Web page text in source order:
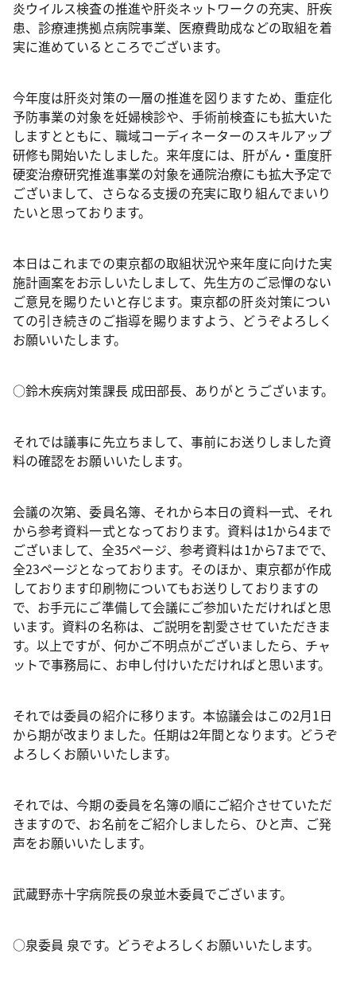
炎ウイルス検査の推進や肝炎ネットワークの充実、肝疾
患、診療連携拠点病院事業、医療費助成などの取組を着
実に進めているところでございます。
今年度は肝炎対策の一層の推進を図りますため、重症化
予防事業の対象を妊婦検診や、手術前検査にも拡大いた
しますとともに、職域コーディネーターのスキルアップ
研修も開始いたしました。来年度には、肝がん・重度肝
硬変治療研究推進事業の対象を通院治療にも拡大予定で
ございまして、さらなる支援の充実に取り組んでまいり
たいと思っております。
本日はこれまでの東京都の取組状況や来年度に向けた実
施計画案をお示しいたしまして、先生方のご忌憚のない
ご意見を賜りたいと存じます。東京都の肝炎対策につい
ての引き続きのご指導を賜りますよう、どうぞよろしく
お願いいたします。
○鈴木疾病対策課長 成田部長、ありがとうございます。
それでは議事に先立ちまして、事前にお送りしました資
料の確認をお願いいたします。
会議の次第、委員名簿、それから本日の資料一式、それ
から参考資料一式となっております。資料は1から4まで
ございまして、全35ページ、参考資料は1から7までで、
全23ページとなっております。そのほか、東京都が作成
しております印刷物についてもお送りしておりますの
で、お手元にご準備して会議にご参加いただければと思
います。資料の名称は、ご説明を割愛させていただきま
す。以上ですが、何かご不明点がございましたら、チャ
ットで事務局に、お申し付けいただければと思います。
それでは委員の紹介に移ります。本協議会はこの2月1日
から期が改まりました。任期は2年間となります。どうぞ
よろしくお願いいたします。
それでは、今期の委員を名簿の順にご紹介させていただ
きますので、お名前をご紹介しましたら、ひと声、ご発
声をお願いいたします。
武蔵野赤十字病院長の泉並木委員でございます。
○泉委員 泉です。どうぞよろしくお願いいたします。